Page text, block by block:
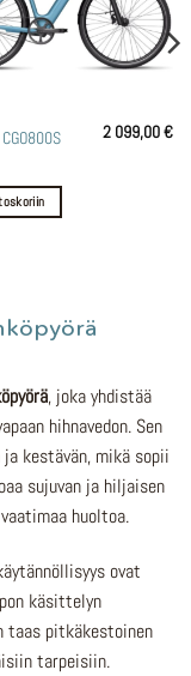
2 099,00€
, joka yhdistää
hihnavedon. Sen
kestävän, mikä sopii
sujuvan ja hiljaisen
huoltoa.
ovat
käsittelyn
taas pitkäkestoinen
tarpeisiin.